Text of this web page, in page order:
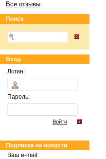
Все отзывы
Поиск
Вход
Логин:
Пароль:
Войти
Подписка на новости
Ваш e-mail: